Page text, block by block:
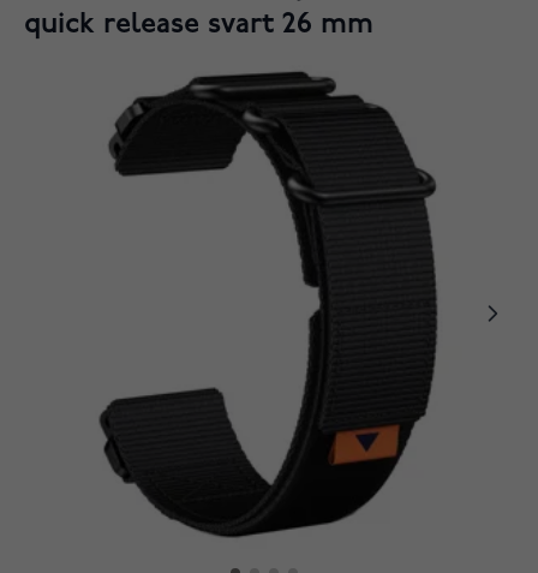
quick release svart 26 mm